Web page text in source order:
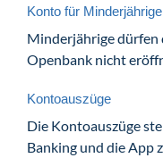
Konto für Minderjährige
Minderjährige dürfen
Openbank nicht
Kontoauszüge
Die Kontoauszüge
Banking und die App